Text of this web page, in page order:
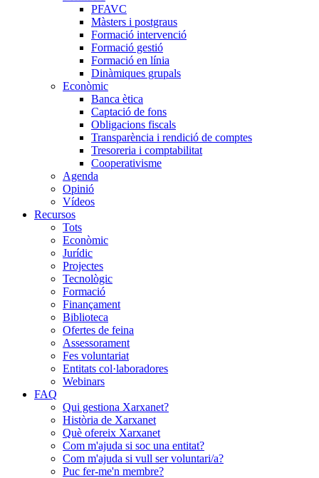
PFAVC
Màsters i postgraus
Formació intervenció
Formació gestió
Formació en línia
Dinàmiques grupals
Econòmic
Banca ètica
Captació de fons
Obligacions fiscals
Transparència i rendició de comptes
Tresoreria i comptabilitat
Cooperativisme
Agenda
Opinió
Vídeos
Recursos
Tots
Econòmic
Jurídic
Projectes
Tecnològic
Formació
Finançament
Biblioteca
Ofertes de feina
Assessorament
Fes voluntariat
Entitats col·laboradores
Webinars
FAQ
Qui gestiona Xarxanet?
Història de Xarxanet
Què ofereix Xarxanet
Com m'ajuda si soc una entitat?
Com m'ajuda si vull ser voluntari/a?
Puc fer-me'n membre?